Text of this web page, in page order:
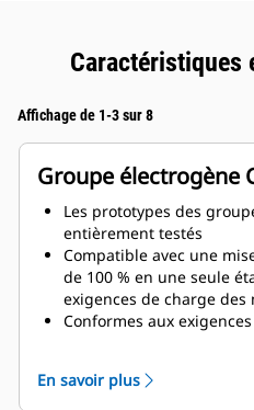
Caractéristiques
Affichage de 1-3 sur 8
Groupe électrogène
Les prototypes des
entièrement testés
Compatible avec une
de 100 % en une seule
exigences de charge des
Conformes aux
En savoir plus